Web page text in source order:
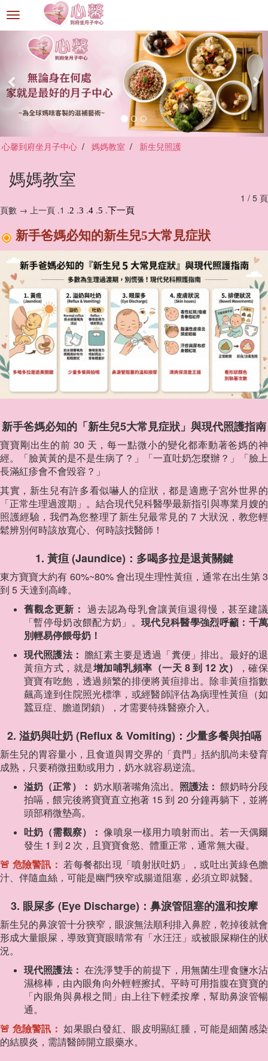
選
單
心馨到府坐月子中心 媽媽教室 新生兒照護
媽媽教室
1 / 5 頁
頁數 → 上一頁 .1 .2 .3 .4 .5 .下一頁
新手爸媽必知的新生兒5大常見症狀
新手爸媽必知的「新生兒5大常見症狀」與現代照護指南
寶寶剛出生的前 30 天，每一點微小的變化都牽動著爸媽的神
經。「臉黃黃的是不是生病了？」「一直吐奶怎麼辦？」「臉上
長滿紅疹會不會毀容？」
其實，新生兒有許多看似嚇人的症狀，都是適應子宮外世界的
「正常生理過渡期」。結合現代兒科醫學最新指引與專業月嫂的
照護經驗，我們為您整理了新生兒最常見的 7 大狀況，教您輕
鬆辨別何時該放寬心、何時該找醫師！
1. 黃疸 (Jaundice)：多喝多拉是退黃關鍵
東方寶寶大約有 60%~80% 會出現生理性黃疸，通常在出生第 3
到 5 天達到高峰。
舊觀念更新： 過去認為母乳會讓黃疸退得慢，甚至建議
「暫停母奶改餵配方奶」。 現代兒科醫學強烈呼籲：千萬
別輕易停餵母奶！
現代照護法： 膽紅素主要是透過「糞便」排出。最好的退
黃疸方式，就是增加哺乳頻率（一天 8 到 12 次）
，確保
寶寶有吃飽，透過頻繁的排便將黃疸排出。除非黃疸指數
飆高達到住院照光標準，或經醫師評估為病理性黃疸（如
蠶豆症、膽道閉鎖），才需要特殊醫療介入。
2. 溢奶與吐奶 (Reflux & Vomiting)：少量多餐與拍嗝
新生兒的胃容量小，且食道與胃交界的「賁門」括約肌尚未發育
成熟，只要稍微扭動或用力，奶水就容易逆流。
溢奶（正常）： 奶水順著嘴角流出。 照護法： 餵奶時分段
拍嗝，餵完後將寶寶直立抱著 15 到 20 分鐘再躺下，並將
頭部稍微墊高。
吐奶（需觀察）： 像噴泉一樣用力噴射而出。若一天偶爾
發生 1 到 2 次，且寶寶食慾、體重正常，通常無大礙。
🚨 危險警訊： 若每餐都出現「噴射狀吐奶」，或吐出黃綠色膽
汁、伴隨血絲，可能是幽門狹窄或腸道阻塞，必須立即就醫。
3. 眼屎多 (Eye Discharge)：鼻淚管阻塞的溫和按摩
新生兒的鼻淚管十分狹窄，眼淚無法順利排入鼻腔，乾掉後就會
形成大量眼屎，導致寶寶眼睛常有「水汪汪」或被眼屎糊住的狀
況。
現代照護法： 在洗淨雙手的前提下，用無菌生理食鹽水沾
濕棉棒，由內眼角向外輕輕擦拭。平時可用指腹在寶寶的
「內眼角與鼻根之間」由上往下輕柔按摩，幫助鼻淚管暢
通。
🚨 危險警訊： 如果眼白發紅、眼皮明顯紅腫，可能是細菌感染
的結膜炎，需請醫師開立眼藥水。